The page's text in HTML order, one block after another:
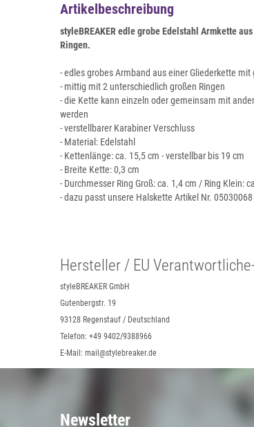
Artikelbeschreibung
styleBREAKER edle grobe Edelstahl Armkette
Ringen.
- edles grobes Armband aus einer Gliederkette
- mittig mit 2 unterschiedlich großen Ringen
- die Kette kann einzeln oder gemeinsam mit
werden
- verstellbarer Karabiner Verschluss
- Material: Edelstahl
- Kettenlänge: ca. 15,5 cm - verstellbar bis 19 cm
- Breite Kette: 0,3 cm
- Durchmesser Ring Groß: ca. 1,4 cm / Ring Klein:
- dazu passt unsere Halskette Artikel Nr. 05030068
Hersteller / EU
styleBREAKER GmbH
Gutenbergstr. 19
93128 Regenstauf / Deutschland
Telefon: +49 9402/9388966
E-Mail: mail@stylebreaker.de
Newsletter